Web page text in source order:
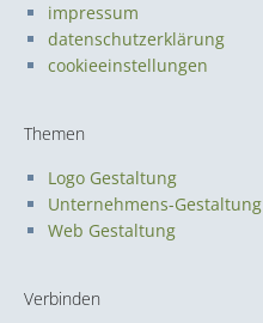
impressum
datenschutzerklärung
cookieeinstellungen
Themen
Logo Gestaltung
Unternehmens-Gestaltung
Web Gestaltung
Verbinden